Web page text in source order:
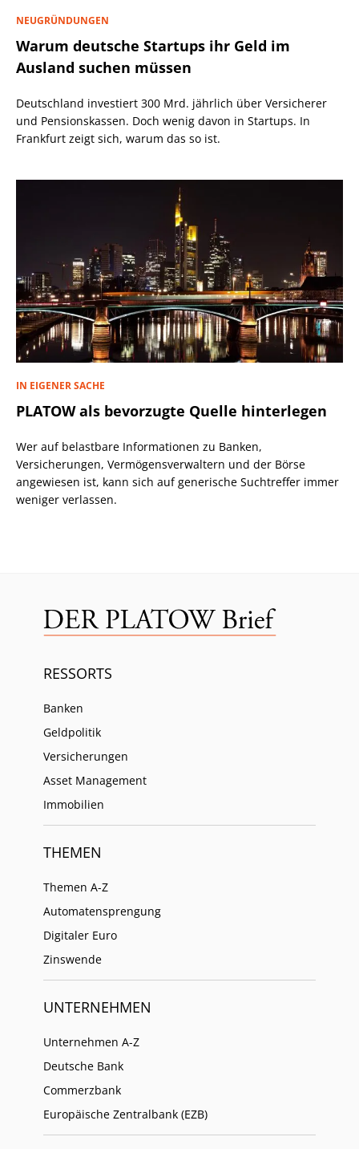
NEUGRÜNDUNGEN
Warum deutsche Startups ihr Geld im
Ausland suchen müssen
Deutschland investiert 300 Mrd. jährlich über Versicherer
und Pensionskassen. Doch wenig davon in Startups. In
Frankfurt zeigt sich, warum das so ist.
IN EIGENER SACHE
PLATOW als bevorzugte Quelle hinterlegen
Wer auf belastbare Informationen zu Banken,
Versicherungen, Vermögensverwaltern und der Börse
angewiesen ist, kann sich auf generische Suchtreffer immer
weniger verlassen.
RESSORTS
Banken
Geldpolitik
Versicherungen
Asset Management
Immobilien
THEMEN
Themen A-Z
Automatensprengung
Digitaler Euro
Zinswende
UNTERNEHMEN
Unternehmen A-Z
Deutsche Bank
Commerzbank
Europäische Zentralbank (EZB)